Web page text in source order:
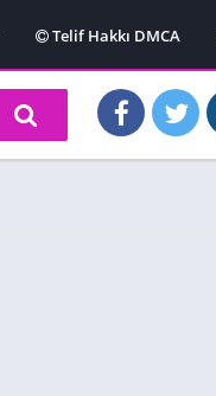
Telif Hakkı DMCA